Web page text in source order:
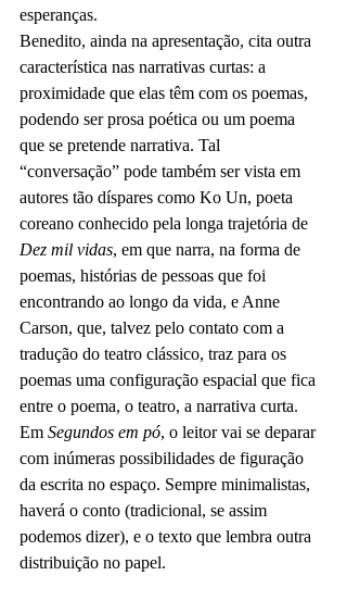
esperanças.
Benedito, ainda na apresentação, cita outra
característica nas narrativas curtas: a
proximidade que elas têm com os poemas,
podendo ser prosa poética ou um poema
que se pretende narrativa. Tal
“conversação” pode também ser vista em
autores tão díspares como Ko Un, poeta
coreano conhecido pela longa trajetória de
Dez mil vidas, em que narra, na forma de
poemas, histórias de pessoas que foi
encontrando ao longo da vida, e Anne
Carson, que, talvez pelo contato com a
tradução do teatro clássico, traz para os
poemas uma configuração espacial que fica
entre o poema, o teatro, a narrativa curta.
Em Segundos em pó, o leitor vai se deparar
com inúmeras possibilidades de figuração
da escrita no espaço. Sempre minimalistas,
haverá o conto (tradicional, se assim
podemos dizer), e o texto que lembra outra
distribuição no papel.